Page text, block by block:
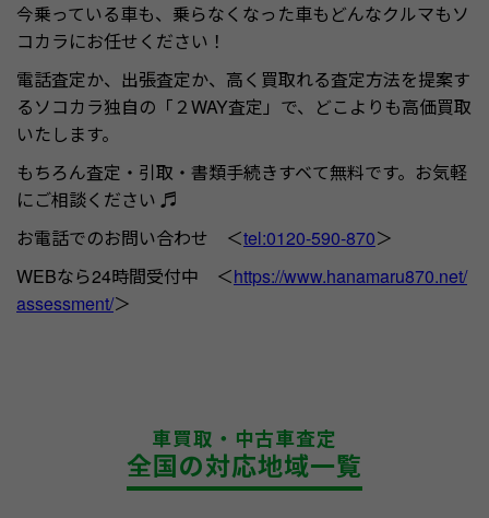
今乗っている車も、乗らなくなった車もどんなクルマもソ
コカラにお任せください！
電話査定か、出張査定か、高く買取れる査定方法を提案す
るソコカラ独自の「２WAY査定」で、どこよりも高価買取
いたします。
もちろん査定・引取・書類手続きすベて無料です。お気軽
にご相談ください ♬
お電話でのお問い合わせ ＜tel:0120-590-870＞
WEBなら24時間受付中 ＜https://www.hanamaru870.net/
assessment/＞
車買取・中古車査定
全国の対応地域一覧